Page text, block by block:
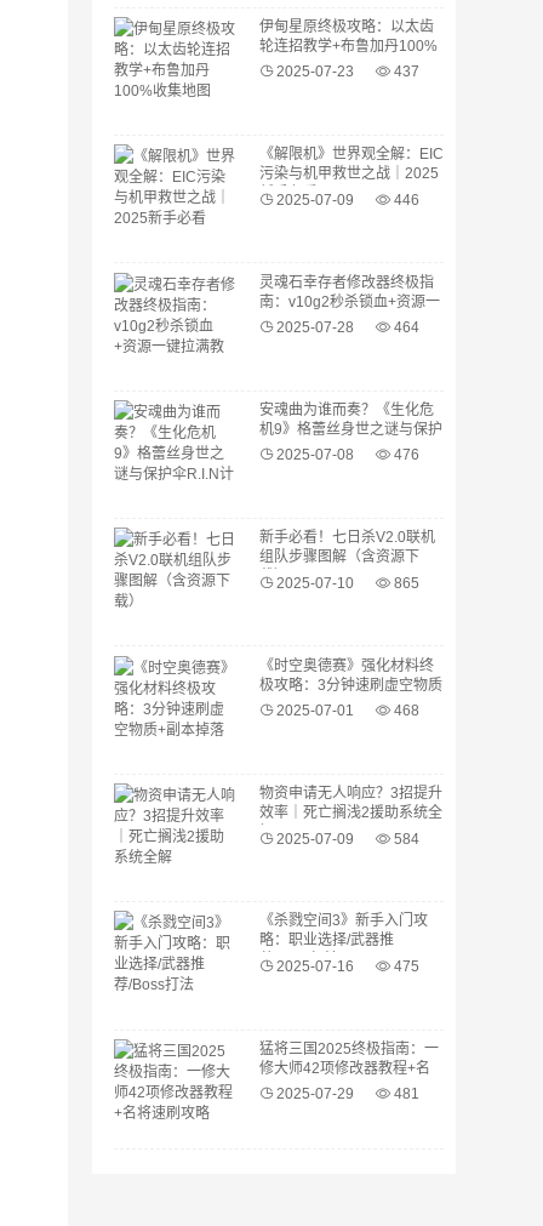
伊甸星原终极攻略：以太齿
轮连招教学+布鲁加丹100%
收集地图
2025-07-23 437
《解限机》世界观全解：EIC
污染与机甲救世之战｜2025
新手必看
2025-07-09 446
灵魂石幸存者修改器终极指
南：v10g2秒杀锁血+资源一
键拉满教程
2025-07-28 464
安魂曲为谁而奏？《生化危
机9》格蕾丝身世之谜与保护
伞R.I.N计划解析
2025-07-08 476
新手必看！七日杀V2.0联机
组队步骤图解（含资源下
载）2025-07-10 865
《时空奥德赛》强化材料终
极攻略：3分钟速刷虚空物质
+副本掉落表
2025-07-01 468
物资申请无人响应？3招提升
效率｜死亡搁浅2援助系统全
解 2025-07-09 584
《杀戮空间3》新手入门攻
略：职业选择/武器推
荐/Boss打法
2025-07-16 475
猛将三国2025终极指南：一
修大师42项修改器教程+名
将速刷攻略
2025-07-29 481